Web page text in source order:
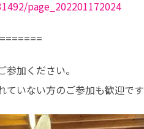
page_202201172024
加ください。
いない方のご参加も歓迎です